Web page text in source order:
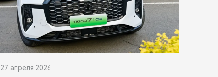
27 апреля 2026